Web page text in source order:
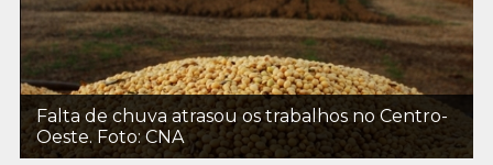
Falta de chuva atrasou os trabalhos no Centro-
Oeste. Foto: CNA